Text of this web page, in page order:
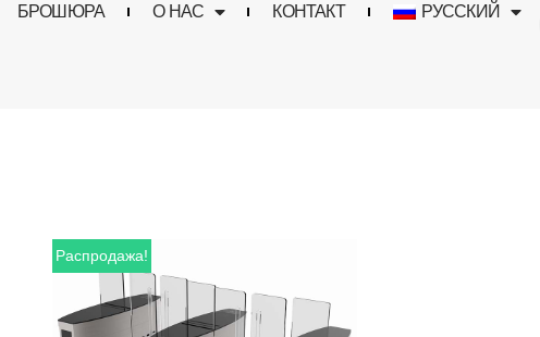
БРОШЮРА О НАС КОНТАКТ РУССКИЙ
Распродажа!